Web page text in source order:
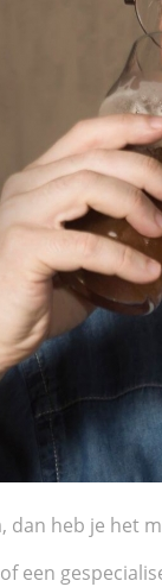
heb je het
een